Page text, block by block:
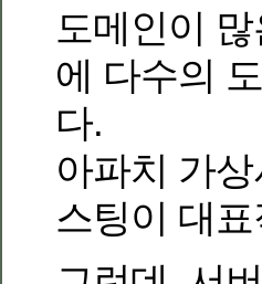
도메인이
에 다수의
다.
아파치 가
스팅이 대